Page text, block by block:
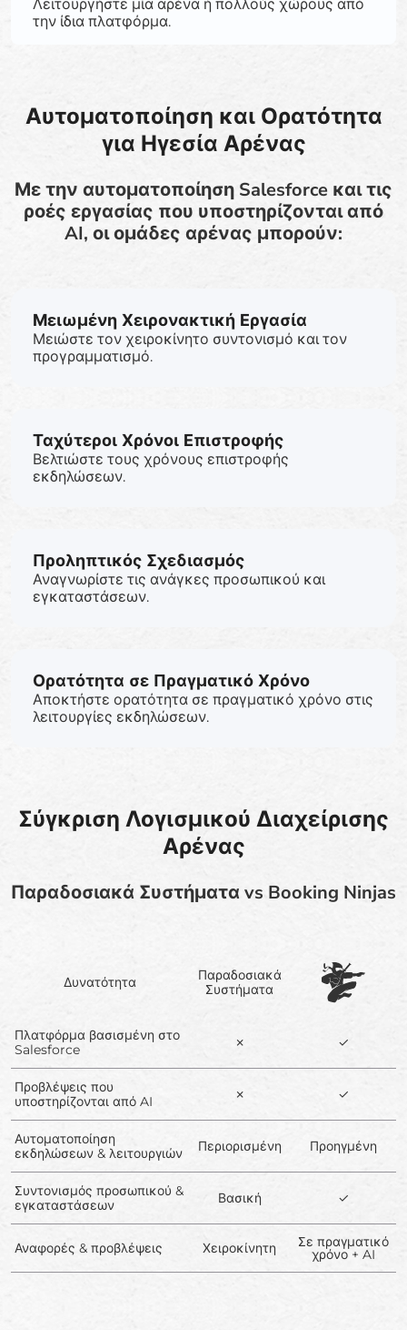
Λειτουργήστε μία αρένα ή πολλούς χώρους από
την ίδια πλατφόρμα.
Αυτοματοποίηση και Ορατότητα
για Ηγεσία Αρένας
Με την αυτοματοποίηση Salesforce και τις
ροές εργασίας που υποστηρίζονται από
AI, οι ομάδες αρένας μπορούν:
Μειωμένη Χειρονακτική Εργασία
Μειώστε τον χειροκίνητο συντονισμό και τον
προγραμματισμό.
Ταχύτεροι Χρόνοι Επιστροφής
Βελτιώστε τους χρόνους επιστροφής
εκδηλώσεων.
Προληπτικός Σχεδιασμός
Αναγνωρίστε τις ανάγκες προσωπικού και
εγκαταστάσεων.
Ορατότητα σε Πραγματικό Χρόνο
Αποκτήστε ορατότητα σε πραγματικό χρόνο στις
λειτουργίες εκδηλώσεων.
Σύγκριση Λογισμικού Διαχείρισης
Αρένας
Παραδοσιακά Συστήματα vs Booking Ninjas
Δυνατότητα
Παραδοσιακά
Συστήματα
Πλατφόρμα βασισμένη στο
Salesforce
✗ ✓
Προβλέψεις που
υποστηρίζονται από AI
✗ ✓
Αυτοματοποίηση
εκδηλώσεων & λειτουργιών
Περιορισμένη Προηγμένη
Συντονισμός προσωπικού &
εγκαταστάσεων
Βασική ✓
Αναφορές & προβλέψεις Χειροκίνητη Σε πραγματικό
χρόνο + AI